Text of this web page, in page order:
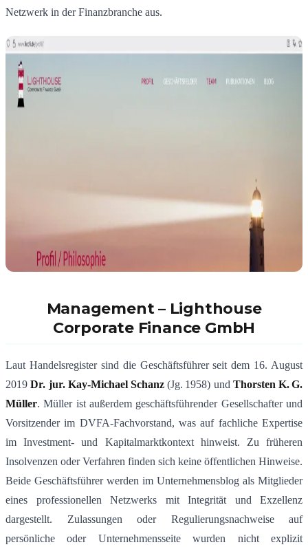
Netzwerk in der Finanzbranche aus.
Management – Lighthouse
Corporate Finance GmbH
Laut Handelsregister sind die Geschäftsführer seit dem 16. August
2019Dr. jur. Kay‑Michael Schanz (Jg. 1958) und Thorsten K. G.
Müller.Müller ist außerdem geschäftsführender Gesellschafter und
Vorsitzender im DVFA‑Fachvorstand, was auf fachliche Expertise
im Investment‑ und Kapitalmarktkontext hinweist. Zu früheren
Insolvenzen oder Verfahren finden sich keine öffentlichen Hinweise.
Beide Geschäftsführer werden im Unternehmensblog als Mitglieder
eines professionellen Netzwerks mit Integrität und Exzellenz
dargestellt. Zulassungen oder Regulierungsnachweise auf
persönliche oder Unternehmensseite wurden nicht explizit